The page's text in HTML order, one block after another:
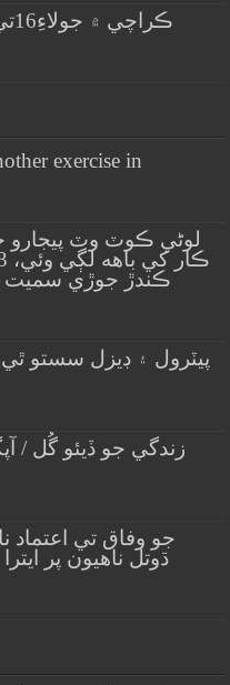
exercise in
لوڻي ڪوٽ وٽ پيجارو
پيٽرول ۽ ڊيزل سستو ٿي
زندگي جو ڏيئو گُل /
جو وفاق تي اعتماد
ڌوتل ناهيون پر